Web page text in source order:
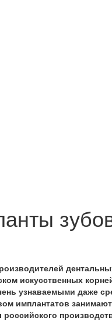
искусственных
узнаваемыми даже
имплантатов